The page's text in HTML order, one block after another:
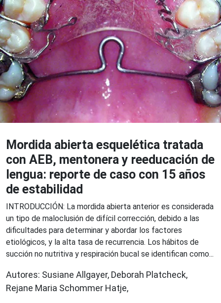
Mordida abierta esquelética tratada
con AEB, mentonera y reeducación de
lengua: reporte de caso con 15 años
de estabilidad
INTRODUCCIÓN: La mordida abierta anterior es considerada
un tipo de maloclusión de difícil corrección, debido a las
dificultades para determinar y abordar los factores
etiológicos, y la alta tasa de recurrencia. Los hábitos de
succión no nutritiva y respiración bucal se identifican como...
Autores: Susiane Allgayer, Deborah Platcheck,
Rejane Maria Schommer Hatje,